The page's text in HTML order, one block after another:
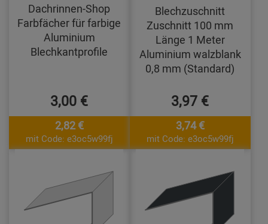
Dachrinnen-Shop
Farbfächer für farbige
Aluminium
Blechkantprofile
3,00 €
2,82 €
mit Code: e3oc5w99fj
Blechzuschnitt
Zuschnitt 100 mm
Länge 1 Meter
Aluminium walzblank
0,8 mm (Standard)
3,97 €
3,74 €
mit Code: e3oc5w99fj